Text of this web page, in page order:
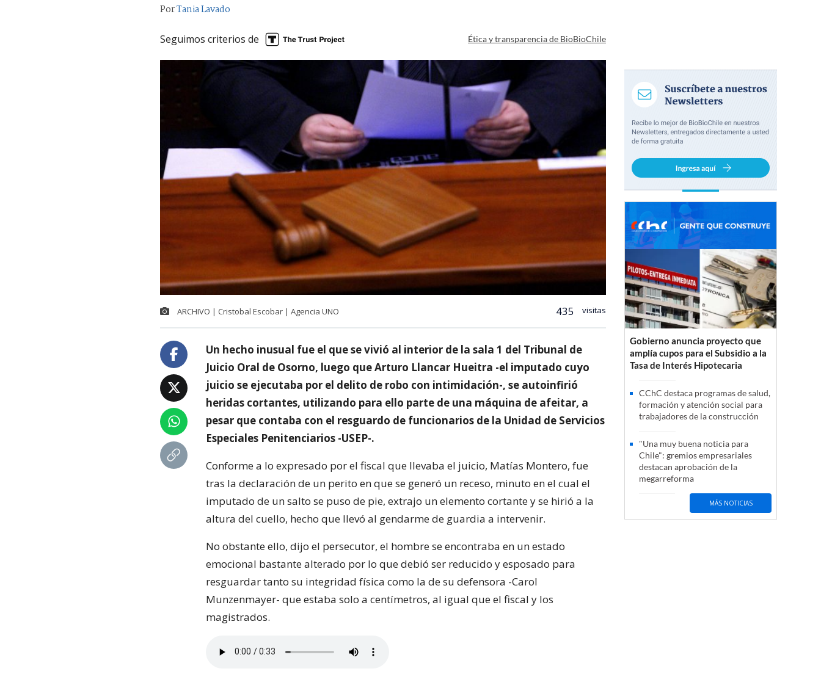
PorTania Lavado
Seguimos criterios de Ética y transparencia de BioBioChile
ARCHIVO | Cristobal Escobar | Agencia UNO 435 visitas
Un hecho inusual fue el que se vivió al interior de la sala 1 del Tribunal de
Juicio Oral de Osorno, luego que Arturo Llancar Hueitra -el imputado cuyo
juicio se ejecutaba por el delito de robo con intimidación-, se autoinfirió
heridas cortantes, utilizando para ello parte de una máquina de afeitar, a
pesar que contaba con el resguardo de funcionarios de la Unidad de Servicios
Especiales Penitenciarios -USEP-.
Conforme a lo expresado por el fiscal que llevaba el juicio, Matías Montero, fue
tras la declaración de un perito en que se generó un receso, minuto en el cual el
imputado de un salto se puso de pie, extrajo un elemento cortante y se hirió a la
altura del cuello, hecho que llevó al gendarme de guardia a intervenir.
No obstante ello, dijo el persecutor, el hombre se encontraba en un estado
emocional bastante alterado por lo que debió ser reducido y esposado para
resguardar tanto su integridad física como la de su defensora -Carol
Munzenmayer- que estaba solo a centímetros, al igual que el fiscal y los
magistrados.
Gobierno anuncia proyecto que
amplía cupos para el Subsidio a la
Tasa de Interés Hipotecaria
CChC destaca programas de salud,
formación y atención social para
trabajadores de la construcción
"Una muy buena noticia para
Chile": gremios empresariales
destacan aprobación de la
megarreforma
MÁS NOTICIAS